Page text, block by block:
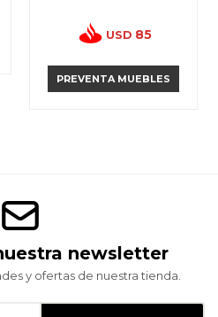
USD 85
PREVENTA MUEBLES
newsletter
y ofertas de nuestra tienda.